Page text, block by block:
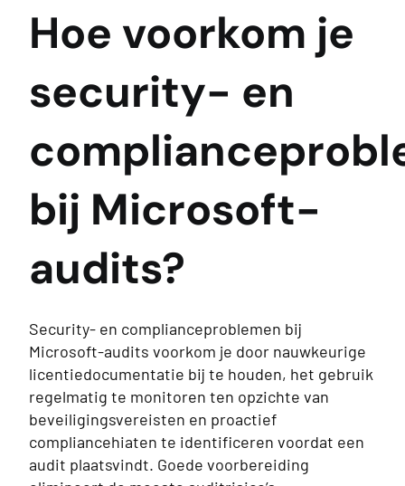
Hoe voorkom je
security- en
bij Microsoft-
audits?
Security- en complianceproblemen bij
Microsoft-audits voorkom je door nauwkeurige
licentiedocumentatie bij te houden, het gebruik
regelmatig te monitoren ten opzichte van
beveiligingsvereisten en proactief
compliancehiaten te identificeren voordat een
audit plaatsvindt. Goede voorbereiding